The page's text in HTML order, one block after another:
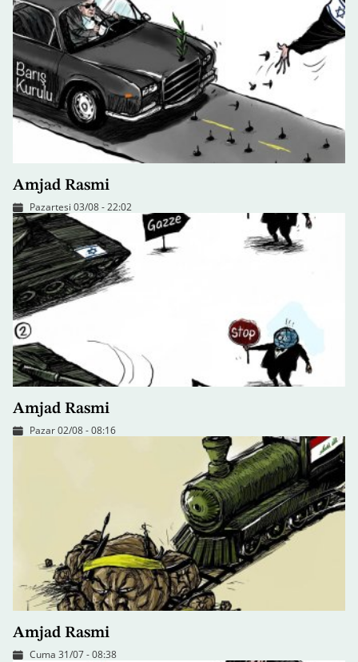
Amjad Rasmi
Pazartesi 03/08 - 22:02
Amjad Rasmi
Pazar 02/08 - 08:16
Amjad Rasmi
Cuma 31/07 - 08:38